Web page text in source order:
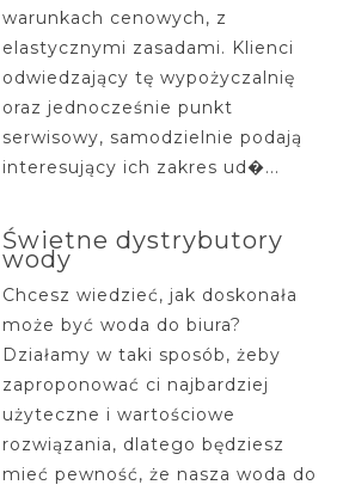
warunkach cenowych, z
elastycznymi zasadami. Klienci
odwiedzający tę wypożyczalnię
oraz jednocześnie punkt
serwisowy, samodzielnie podają
interesujący ich zakres ud�...
Świetne dystrybutory
wody
Chcesz wiedzieć, jak doskonała
może być woda do biura?
Działamy w taki sposób, żeby
zaproponować ci najbardziej
użyteczne i wartościowe
rozwiązania, dlatego będziesz
mieć pewność, że nasza woda do